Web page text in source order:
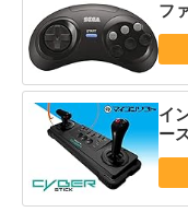
フ
イ
ー